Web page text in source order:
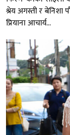
श्रेय अगस्ती र बेनिशा
प्रियाना आचार्य...